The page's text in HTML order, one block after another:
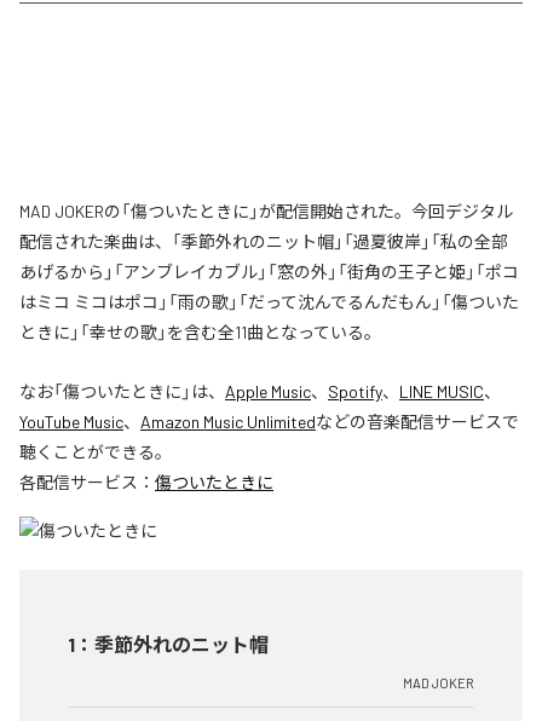
MAD JOKERの「傷ついたときに」が配信開始された。今回デジタル
配信された楽曲は、「季節外れのニット帽」「過夏彼岸」「私の全部
あげるから」「アンブレイカブル」「窓の外」「街角の王子と姫」「ポコ
はミコ ミコはポコ」「雨の歌」「だって沈んでるんだもん」「傷ついた
ときに」「幸せの歌」を含む全11曲となっている。
なお「傷ついたときに 」は、 Apple Music、 Spotify、 LINE MUSIC、
YouTube Music、 Amazon Music Unlimitedなどの音楽配信サービスで
聴くことができる。
各配信サービス： 傷ついたときに
1 ： 季節外れのニット帽
MAD JOKER